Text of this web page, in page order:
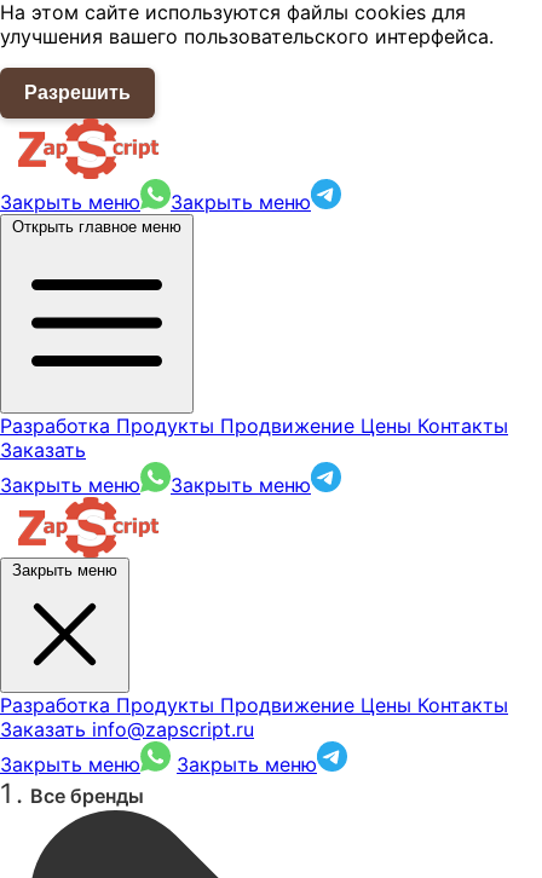
На этом сайте используются файлы cookies для
улучшения вашего пользовательского интерфейса.
Разрешить
Закрыть меню Закрыть меню
Открыть главное меню
Разработка Продукты Продвижение Цены Контакты
Заказать
Закрыть меню
Закрыть меню
Закрыть меню
Разработка Продукты Продвижение Цены Контакты
Заказать info@zapscript.ru
Закрыть меню
Закрыть меню
Все бренды